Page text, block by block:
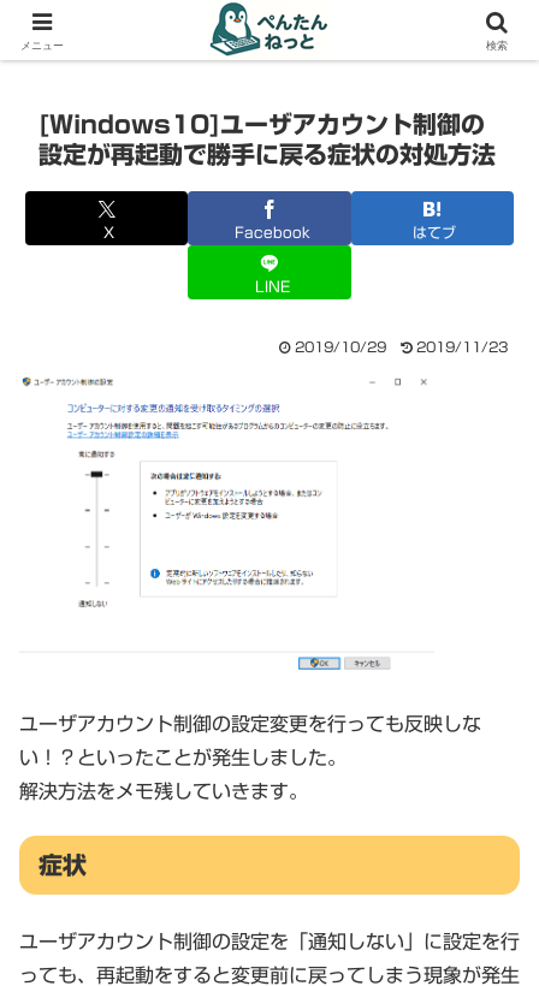
PCやガジェットの備忘録
[Windows10]ユーザアカウント制御の
設定が再起動で勝手に戻る症状の対処方法
X Facebook はてブ
LINE
2019/10/29 2019/11/23
ユーザアカウント制御の設定変更を行っても反映しな
い！？といったことが発生しました。
解決方法をメモ残していきます。
症状
ユーザアカウント制御の設定を「通知しない」に設定を行
っても、再起動をすると変更前に戻ってしまう現象が発生
メニュー 検索